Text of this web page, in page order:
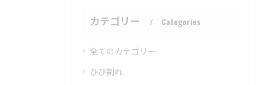
カテゴリー Categories
全てのカテゴリー
ひび割れ